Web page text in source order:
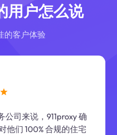
用户怎么说
的客户体验
司来说，911proxy 确
他们 100% 合规的住宅